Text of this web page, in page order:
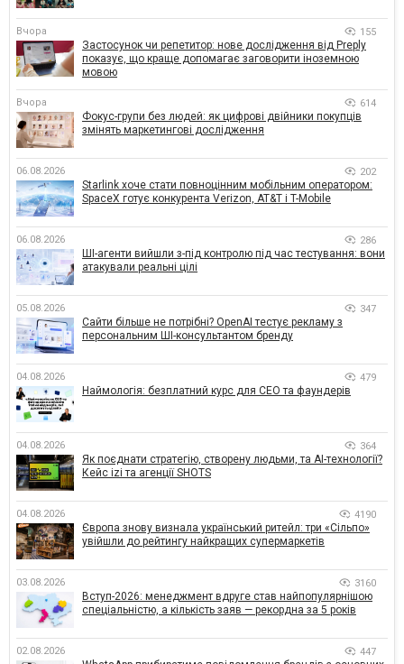
Вчора 155
Застосунок чи репетитор: нове дослідження від Preply
показує, що краще допомагає заговорити іноземною
мовою
Вчора 614
Фокус-групи без людей: як цифрові двійники покупців
змінять маркетингові дослідження
06.08.2026 202
Starlink хоче стати повноцінним мобільним оператором:
SpaceX готує конкурента Verizon, AT&T і T-Mobile
06.08.2026 286
ШІ-агенти вийшли з-під контролю під час тестування: вони
атакували реальні цілі
05.08.2026 347
Сайти більше не потрібні? OpenAI тестує рекламу з
персональним ШІ-консультантом бренду
04.08.2026 479
Наймологія: безплатний курс для CEO та фаундерів
04.08.2026 364
Як поєднати стратегію, створену людьми, та AI-технології?
Кейс izi та агенції SHOTS
04.08.2026 4190
Європа знову визнала український ритейл: три «Сільпо»
увійшли до рейтингу найкращих супермаркетів
03.08.2026 3160
Вступ-2026: менеджмент вдруге став найпопулярнішою
спеціальністю, а кількість заяв — рекордна за 5 років
02.08.2026 447